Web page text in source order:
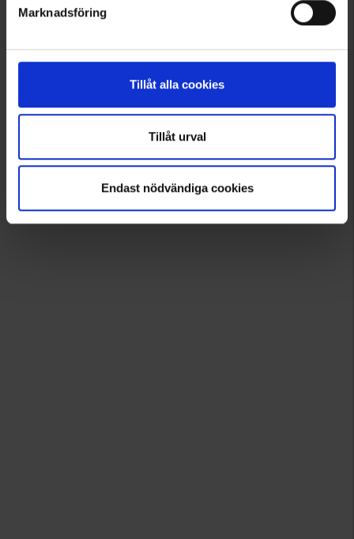
Marknadsföring
Tillåt alla cookies
Tillåt urval
Endast nödvändiga cookies